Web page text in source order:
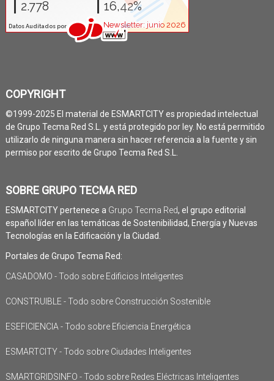
COPYRIGHT
©1999-2025 El material de ESMARTCITY es propiedad intelectual
de Grupo Tecma Red S.L. y está protegido por ley. No está permitido
utilizarlo de ninguna manera sin hacer referencia a la fuente y sin
permiso por escrito de Grupo Tecma Red S.L.
SOBRE GRUPO TECMA RED
ESMARTCITY pertenece a Grupo Tecma Red, el grupo editorial
español líder en las temáticas de Sostenibilidad, Energía y Nuevas
Tecnologías en la Edificación y la Ciudad.
Portales de Grupo Tecma Red:
CASADOMO - Todo sobre Edificios Inteligentes
CONSTRUIBLE - Todo sobre Construcción Sostenible
ESEFICIENCIA - Todo sobre Eficiencia Energética
ESMARTCITY - Todo sobre Ciudades Inteligentes
SMARTGRIDSINFO - Todo sobre Redes Eléctricas Inteligentes